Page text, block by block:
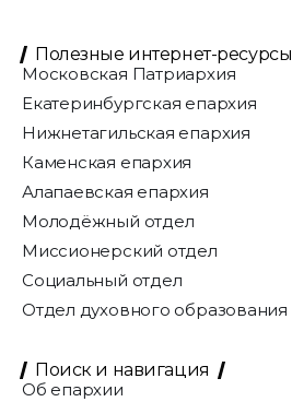
Полезные интернет-ресурсы
Московская Патриархия
Екатеринбургская епархия
Нижнетагильская епархия
Каменская епархия
Алапаевская епархия
Молодёжный отдел
Миссионерский отдел
Социальный отдел
Отдел духовного образования
Поиск и навигация
Об епархии